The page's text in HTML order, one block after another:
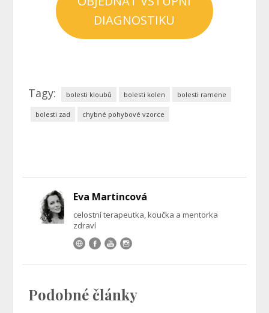
DIAGNOSTIKU
Tagy: bolesti kloubů bolesti kolen bolesti ramene
bolesti zad chybné pohybové vzorce
Eva Martincová
celostní terapeutka, koučka a mentorka
zdraví
Podobné články